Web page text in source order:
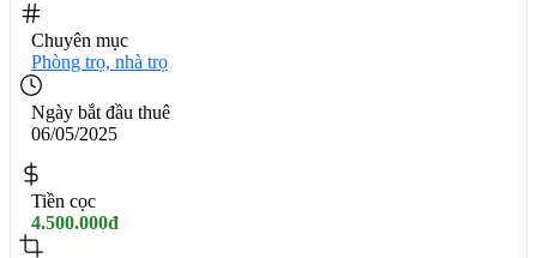
Chuyên mục
Phòng trọ, nhà trọ
Ngày bắt đầu thuê
06/05/2025
Tiền cọc
4.500.000đ